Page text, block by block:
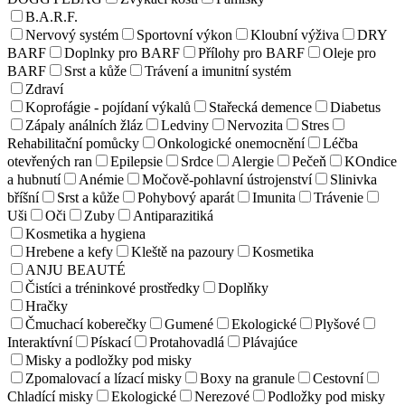
B.A.R.F.
Nervový systém
Sportovní výkon Kloubní výživa
DRY
BARF
Doplnky pro BARF Přílohy pro BARF
Oleje pro
BARF
Srst a kůže
Trávení a imunitní systém
Zdraví
Koprofágie - pojídaní výkalů
Stařecká demence
Diabetus
Zápaly análních žláz
Ledviny Nervozita
Stres
Rehabilitační pomůcky
Onkologické onemocnění
Léčba
otevřených ran
Epilepsie Srdce Alergie Pečeň
KOndice
a hubnutí
Anémie Močově-pohlavní ústrojenství
Slinivka
bříšní
Srst a kůže Pohybový aparát Imunita
Trávenie
Uši
Oči Zuby
Antiparazitiká
Kosmetika a hygiena
Hrebene a kefy
Kleště na pazoury
Kosmetika
ANJU BEAUTÉ
Čistíci a tréninkové prostředky
Doplňky
Hračky
Čmuchací koberečky
Gumené Ekologické
Plyšové
Interaktívní
Pískací Protahovadlá
Plávajúce
Misky a podložky pod misky
Zpomalovací a lízací misky
Boxy na granule
Cestovní
Chladící misky
Ekologické Nerezové Podložky pod misky